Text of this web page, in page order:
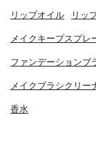
リップオイル リッ
メイクキープスプレ
ファンデーションブ
メイクブラシクリー
香水